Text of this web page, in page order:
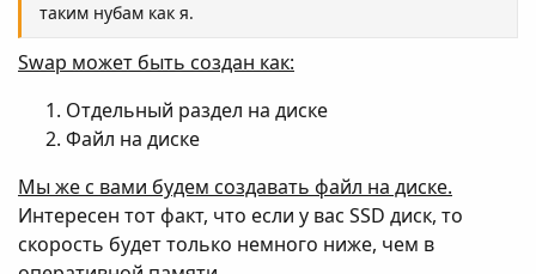
таким нубам как я.
Swap может быть создан как:
Отдельный раздел на диске
Файл на диске
Мы же с вами будем создавать файл на диске.
Интересен тот факт, что если у вас SSD диск, то
скорость будет только немного ниже, чем в